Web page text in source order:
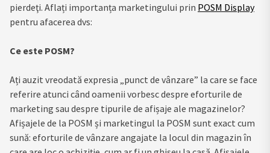
pierdeţi. Aflați importanța marketingului prin POSM Display
pentru afacerea dvs:
Ce este POSM?
Ați auzit vreodată expresia „punct de vânzare” la care se face
referire atunci când oamenii vorbesc despre eforturile de
marketing sau despre tipurile de afișaje ale magazinelor?
Afișajele de la POSM și marketingul la POSM sunt exact cum
sună: eforturile de vânzare angajate la locul din magazin în